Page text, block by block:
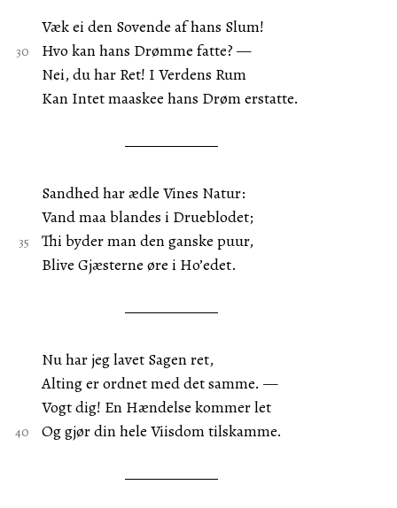
Væk ei den Sovende af hans Slum!
Hvo kan hans Drømme fatte? —
Nei, du har Ret! I Verdens Rum
Kan Intet maaskee hans Drøm erstatte.
Sandhed har ædle Vines Natur:
Vand maa blandes i Drueblodet;
Thi byder man den ganske puur,
Blive Gjæsterne øre i Ho’edet.
Nu har jeg lavet Sagen ret,
Alting er ordnet med det samme. —
Vogt dig! En Hændelse kommer let
Og gjør din hele Viisdom tilskamme.